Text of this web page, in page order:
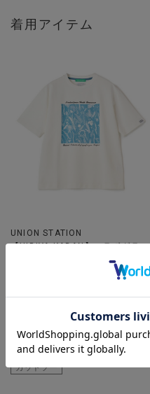
着用アイテム
UNION STATION
【HIBIYA-KADAN】コラボグラフ
着用カラー ホワイト 着用サイ
20代 30代 40代 50代
カットソー